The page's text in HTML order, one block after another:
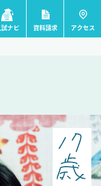
試ナビ 資料請求 アクセス